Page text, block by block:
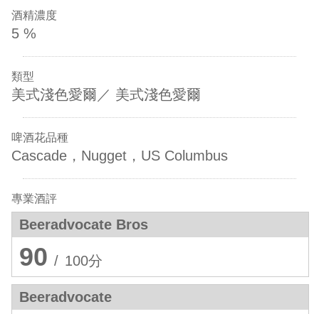
酒精濃度
5 %
類型
美式淺色愛爾／ 美式淺色愛爾
啤酒花品種
Cascade，Nugget，US Columbus
專業酒評
Beeradvocate Bros
90 / 100分
Beeradvocate